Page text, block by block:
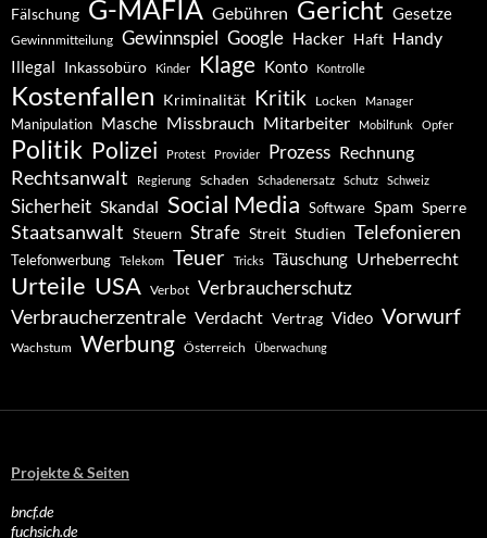
Fälschung G-MAFIA Gebühren Gericht Gesetze
Gewinnmitteilung Gewinnspiel Google Hacker Haft Handy
Illegal Inkassobüro Kinder Klage Konto Kontrolle
Kostenfallen Kriminalität Kritik Locken Manager
Manipulation Masche Missbrauch Mitarbeiter Mobilfunk Opfer
Politik Polizei Protest Provider Prozess Rechnung
Rechtsanwalt Regierung Schaden Schadenersatz Schutz Schweiz
Sicherheit Skandal Social Media Software Spam Sperre
Staatsanwalt Steuern Strafe Streit Studien Telefonieren
Telefonwerbung Telekom Teuer Tricks Täuschung Urheberrecht
Urteile USA Verbot Verbraucherschutz
Verbraucherzentrale Verdacht Vertrag Video Vorwurf
Wachstum Werbung Österreich Überwachung
Projekte & Seiten
bncf.de
fuchsich.de